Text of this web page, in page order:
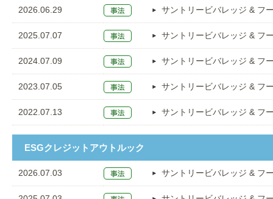
2026.06.29 サントリービバレッジ & フ
2025.07.07 サントリービバレッジ & フ
2024.07.09 サントリービバレッジ & フ
2023.07.05 サントリービバレッジ & フ
2022.07.13 サントリービバレッジ & フ
ESGクレジットアウトルック
2026.07.03 サントリービバレッジ & フ